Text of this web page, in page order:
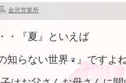
金沢営業所
・『夏』といえば
知らない世界 』ですよ